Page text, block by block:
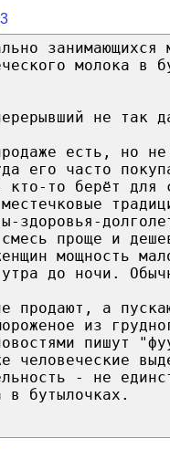
занимающихся
молока в
не так
есть, но
его часто
кто-то берёт
здоровья-
проще и
мощность
до ночи.
продают, а
из
пишут
человеческие
- не
в бутылочках.